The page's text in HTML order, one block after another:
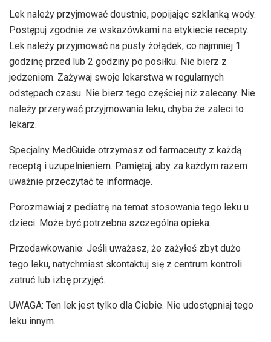
Lek należy przyjmować doustnie, popijając szklanką wody.
Postępuj zgodnie ze wskazówkami na etykiecie recepty.
Lek należy przyjmować na pusty żołądek, co najmniej 1
godzinę przed lub 2 godziny po posiłku. Nie bierz z
jedzeniem. Zażywaj swoje lekarstwa w regularnych
odstępach czasu. Nie bierz tego częściej niż zalecany. Nie
należy przerywać przyjmowania leku, chyba że zaleci to
lekarz.
Specjalny MedGuide otrzymasz od farmaceuty z każdą
receptą i uzupełnieniem. Pamiętaj, aby za każdym razem
uważnie przeczytać te informacje.
Porozmawiaj z pediatrą na temat stosowania tego leku u
dzieci. Może być potrzebna szczególna opieka.
Przedawkowanie: Jeśli uważasz, że zażyłeś zbyt dużo
tego leku, natychmiast skontaktuj się z centrum kontroli
zatruć lub izbę przyjęć.
UWAGA: Ten lek jest tylko dla Ciebie. Nie udostępniaj tego
leku innym.